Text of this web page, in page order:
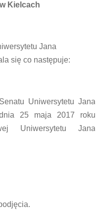
Kielcach
Jana
się co następuje:
Uniwersytetu Jana
25 maja 2017 roku
Uniwersytetu Jana